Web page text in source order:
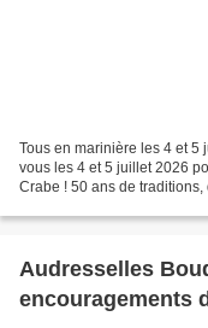
Tous en marinière les 4 et
vous les 4 et 5 juillet 2026
Crabe ! 50 ans de
Audresselles
encouragements